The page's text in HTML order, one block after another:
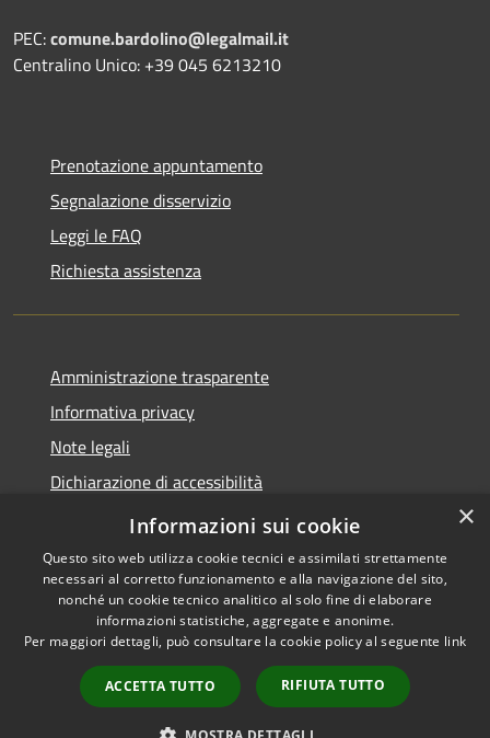
PEC:comune.bardolino@legalmail.it
Centralino Unico: +39 045 6213210
Prenotazione appuntamento
Segnalazione disservizio
Leggi le FAQ
Richiesta assistenza
Amministrazione trasparente
Informativa privacy
Note legali
Dichiarazione di accessibilità
Link app municipium
Accessibilità
Copyright © 2026 • Comune di
Bardolino • Powered by
Municipium•
Accesso
redazione
×
Informazioni sui cookie
Questo sito web utilizza cookie tecnici e assimilati strettamente
necessari al corretto funzionamento e alla navigazione del sito,
nonché un cookie tecnico analitico al solo fine di elaborare
informazioni statistiche, aggregate e anonime.
Per maggiori dettagli, può consultare la cookie policy al seguente link
ACCETTA TUTTO RIFIUTA TUTTO